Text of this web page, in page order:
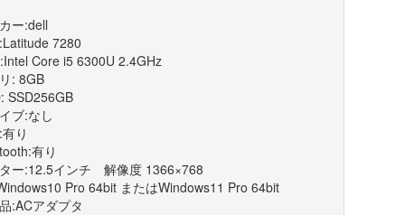
ー:dell
7280
Core i5 6300U 2.4GHz
: 8GB
SSD256GB
ブ:なし
り
有り
ー:12.5インチ 解像度 1366×768
Pro 64bit またはWindows11 Pro 64bit
:ACアダプタ